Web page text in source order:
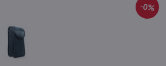
0%